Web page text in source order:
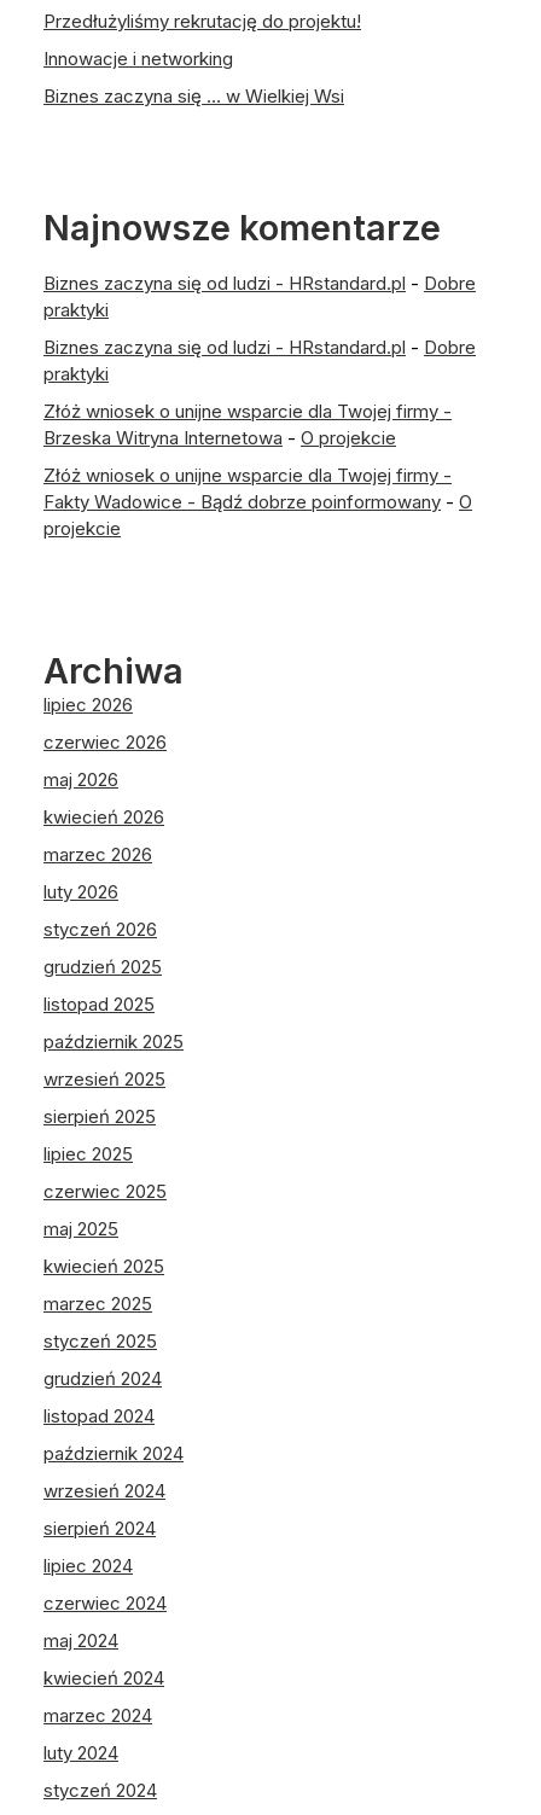
Przedłużyliśmy rekrutację do projektu!
Innowacje i networking
Biznes zaczyna się … w Wielkiej Wsi
Najnowsze komentarze
Biznes zaczyna się od ludzi - HRstandard.pl - Dobre
praktyki
Biznes zaczyna się od ludzi - HRstandard.pl - Dobre
praktyki
Złóż wniosek o unijne wsparcie dla Twojej firmy -
Brzeska Witryna Internetowa - O projekcie
Złóż wniosek o unijne wsparcie dla Twojej firmy -
Fakty Wadowice - Bądź dobrze poinformowany - O
projekcie
Archiwa
lipiec 2026
czerwiec 2026
maj 2026
kwiecień 2026
marzec 2026
luty 2026
styczeń 2026
grudzień 2025
listopad 2025
październik 2025
wrzesień 2025
sierpień 2025
lipiec 2025
czerwiec 2025
maj 2025
kwiecień 2025
marzec 2025
styczeń 2025
grudzień 2024
listopad 2024
październik 2024
wrzesień 2024
sierpień 2024
lipiec 2024
czerwiec 2024
maj 2024
kwiecień 2024
marzec 2024
luty 2024
styczeń 2024